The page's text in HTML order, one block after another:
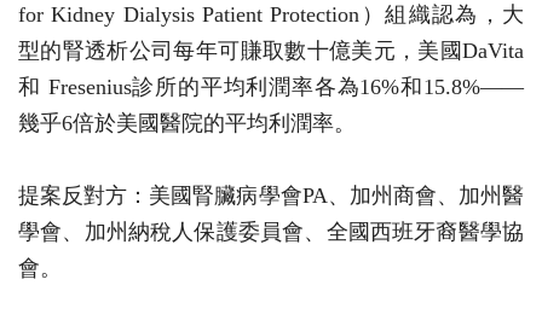
for Kidney Dialysis Patient Protection）組織認為，大
型的腎透析公司每年可賺取數十億美元，美國DaVita
和 Fresenius診所的平均利潤率各為16%和15.8%——
幾乎6倍於美國醫院的平均利潤率。
提案反對方：美國腎臟病學會PA、加州商會、加州醫
學會、加州納稅人保護委員會、全國西班牙裔醫學協
會。